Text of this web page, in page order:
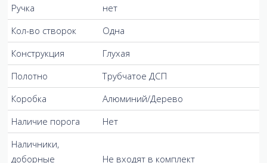
Ручка
нет
Кол-во створок
Одна
Конструкция
Глухая
Полотно
Трубчатое ДСП
Коробка
Алюминий/Дерево
Наличие порога
Нет
Наличники,
доборные
Не входят в комплект